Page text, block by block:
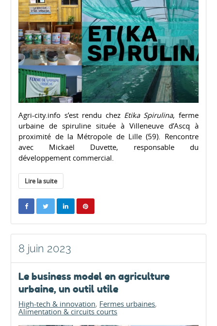
Agri-city.info s’est rendu chez Etika Spirulina, ferme
urbaine de spiruline située à Villeneuve d’Ascq à
proximité de la Métropole de Lille (59). Rencontre
avec Mickaël Duvette, responsable du
développement commercial.
Lire la suite
8 juin 2023
Le business model en agriculture
urbaine, un outil utile
High-tech & innovation Fermes urbaines
Alimentation & circuits courts